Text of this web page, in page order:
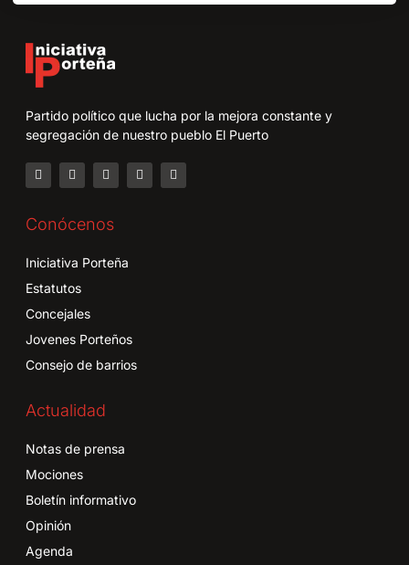
Partido político que lucha por la mejora constante y
segregación de nuestro pueblo El Puerto
Conócenos
Iniciativa Porteña
Estatutos
Concejales
Jovenes Porteños
Consejo de barrios
Actualidad
Notas de prensa
Mociones
Boletín informativo
Opinión
Agenda